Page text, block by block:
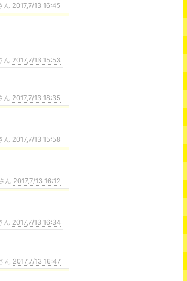
ん 2017,7/13 16:45
ん 2017,7/13 15:53
ん 2017,7/13 18:35
ん 2017,7/13 15:58
ん 2017,7/13 16:12
ん 2017,7/13 16:34
ん 2017,7/13 16:47